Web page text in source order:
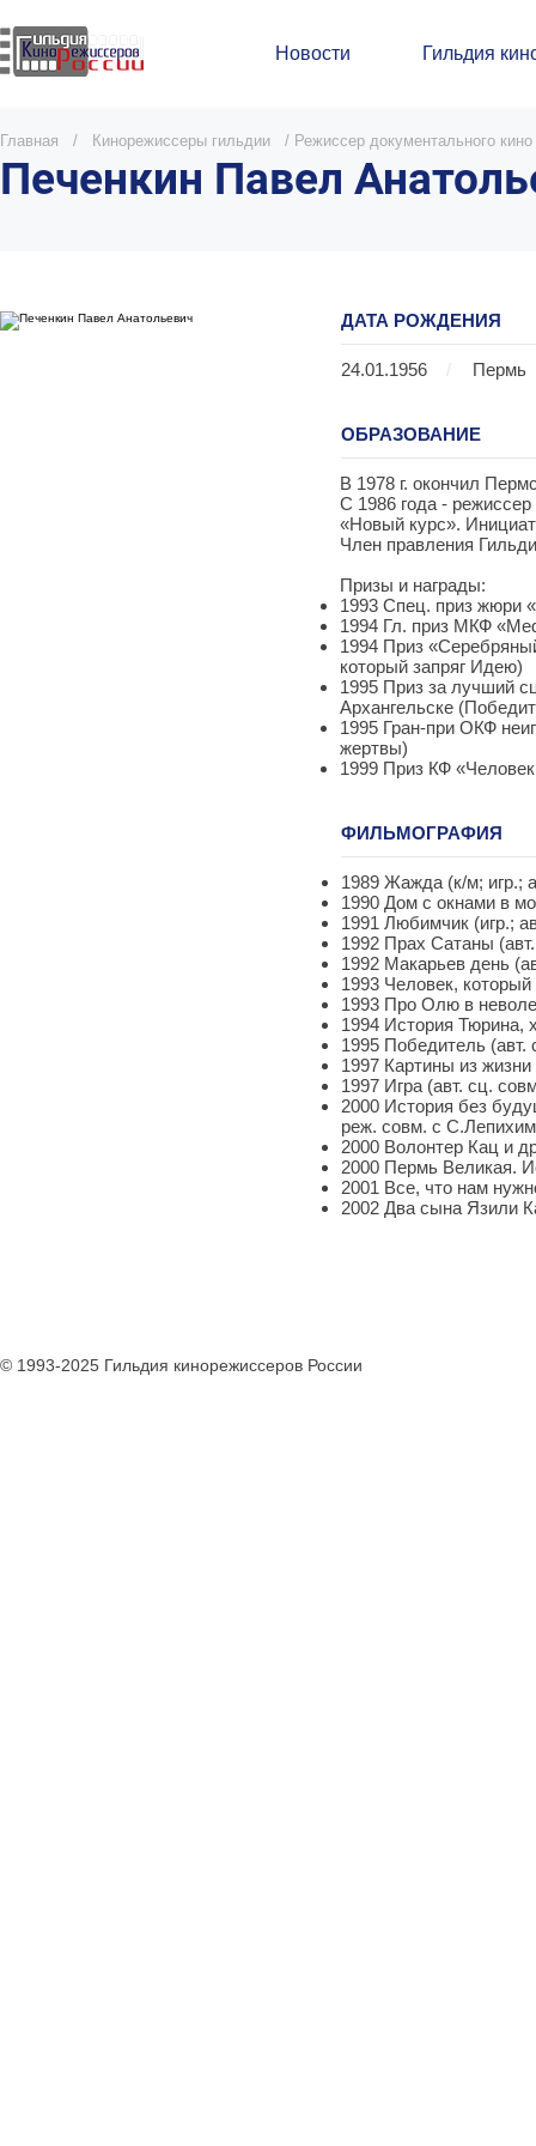
Новости Гильдия
Главная / Кинорежиссеры гильдии / Режиссер документального кино
Печенкин Павел
ДАТА РОЖДЕНИЯ
24.01.1956 / Пермь
ОБРАЗОВАНИЕ
В 1978 г. окончил
С 1986 года -
«Новый курс».
Член правления
Призы и награды:
1993 Спец. приз жюри
1994 Гл. приз МКФ
1994 Приз
который запряг Идею)
1995 Приз за лучший
Архангельске
1995 Гран-при ОКФ
жертвы)
1999 Приз КФ
ФИЛЬМОГРАФИЯ
1989 Жажда (к/м; игр.;
1990 Дом с окнами в
1991 Любимчик (игр.;
1992 Прах Сатаны
1992 Макарьев день
1993 Человек,
1993 Про Олю в
1994 История Тюрина,
1995 Победитель (авт.
1997 Картины из
1997 Игра (авт. сц.
2000 История без
реж. совм. с
2000 Волонтер Кац и
2000 Пермь Великая.
2001 Все, что нам
2002 Два сына Язили
© 1993-2025 Гильдия кинорежиссеров России